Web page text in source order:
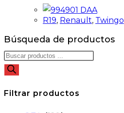
R19, Renault, Twingo
Búsqueda de productos
Filtrar productos